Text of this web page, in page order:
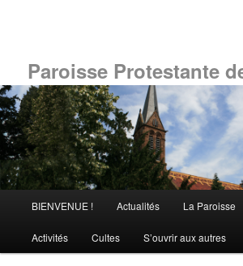
Paroisse Protestante
principal
BIENVENUE ! Actualités La Paroisse
Activités Cultes S’ouvrir aux autres